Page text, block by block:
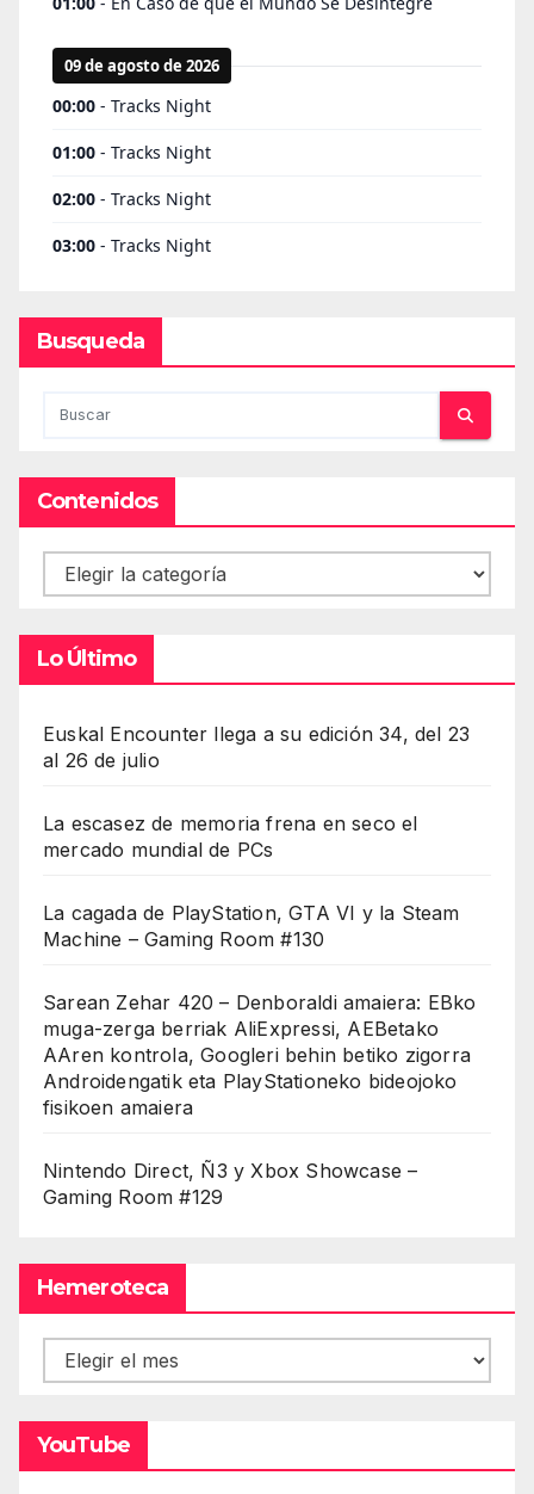
Busqueda
Contenidos
Contenidos
Lo Último
Euskal Encounter llega a su edición 34, del 23
al 26 de julio
La escasez de memoria frena en seco el
mercado mundial de PCs
La cagada de PlayStation, GTA VI y la Steam
Machine – Gaming Room #130
Sarean Zehar 420 – Denboraldi amaiera: EBko
muga-zerga berriak AliExpressi, AEBetako
AAren kontrola, Googleri behin betiko zigorra
Androidengatik eta PlayStationeko bideojoko
fisikoen amaiera
Nintendo Direct, Ñ3 y Xbox Showcase –
Gaming Room #129
Hemeroteca
Hemeroteca
YouTube